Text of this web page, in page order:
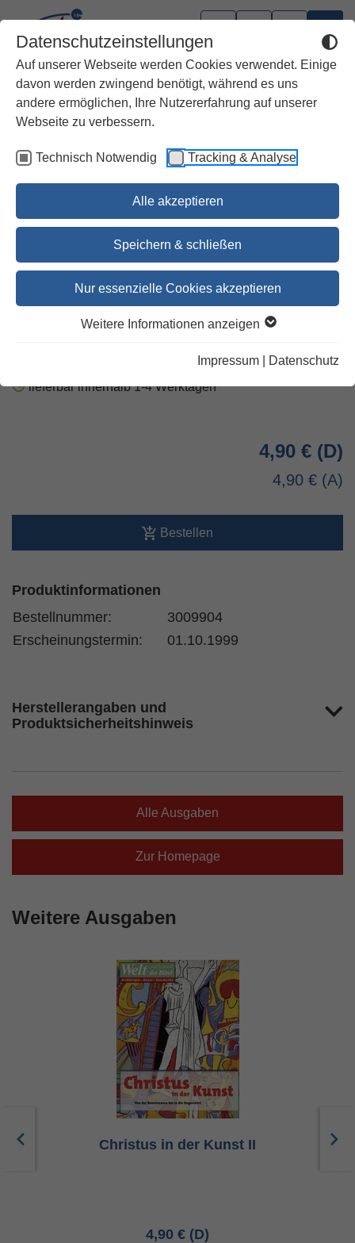
Datenschutzeinstellungen
Auf unserer Webseite werden Cookies verwendet. Einige
davon werden zwingend benötigt, während es uns
andere ermöglichen, Ihre Nutzererfahrung auf unserer
Webseite zu verbessern.
Technisch Notwendig Tracking & Analyse
Alle akzeptieren
Speichern & schließen
Nur essenzielle Cookies akzeptieren
Weitere Informationen anzeigen
Impressum Datenschutz
Christus in der Kunst I
Welt und Umwelt der Bibel 4/99
lieferbar innerhalb 1-4 Werktagen
4,90 €
4,90 €
Bestellen
Produktinformationen
Bestellnummer:
3009904
Erscheinungstermin:
01.10.1999
Herstellerangaben und
Produktsicherheitshinweis
Alle Ausgaben
Zur Homepage
Weitere Ausgaben
Christus in der Kunst II
4,90 €